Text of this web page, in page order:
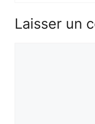
Laisser un